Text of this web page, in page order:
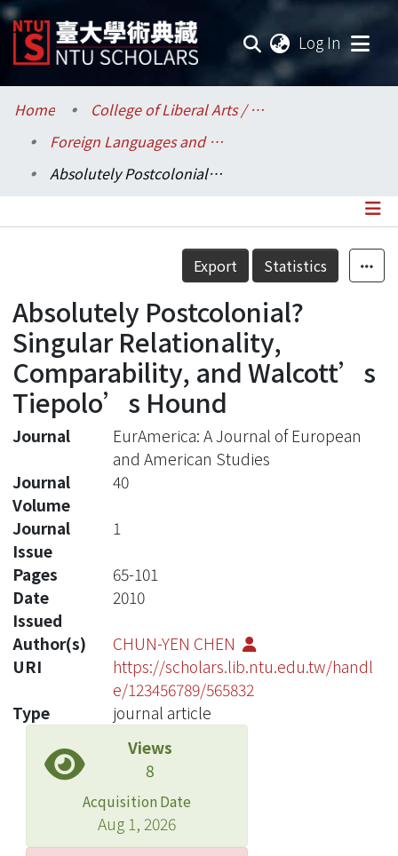
Log In
Communities & Collections
Research Outputs
Statistics
Home
College of Liberal Arts / 文學院
Foreign Languages and Literatures / 外國語文學系
Absolutely Postcolonial? Singular Relationality, Comparability, and Walcott’s Tiepolo’s Hound
Details
Export Statistics
Absolutely Postcolonial?
Singular Relationality,
Comparability, and Walcott’s
Tiepolo’s Hound
Journal
EurAmerica: A Journal of European
and American Studies
Journal
Volume
40
Journal
Issue
1
Pages
65-101
Date
Issued
2010
Author(s)
CHUN-YEN CHEN
URI
https://scholars.lib.ntu.edu.tw/handl
e/123456789/565832
Type
journal article
Views
8
Acquisition Date
Aug 1, 2026